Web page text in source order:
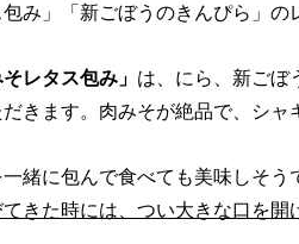
包み」「新ごぼうのきんぴら」の
そレタス包み」 は、にら、新ごぼ
きます。肉みそが絶品で、シャ
緒に包んで食べても美味しそう
てきた時には、つい大きな口を開